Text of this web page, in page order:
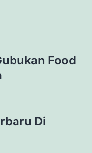
Food
Di